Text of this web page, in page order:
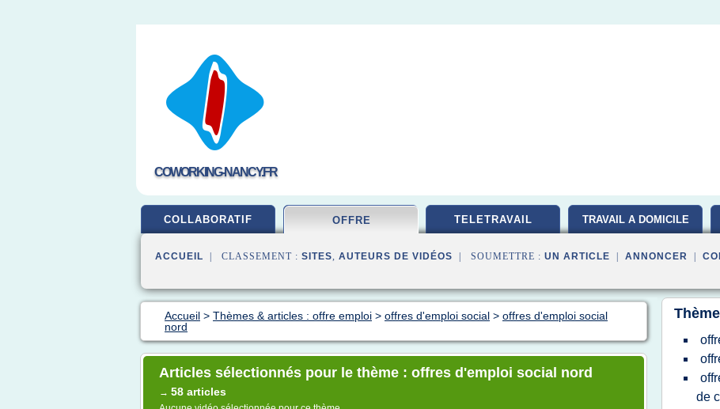
COWORKING-NANCY.FR
COLLABORATIF OFFRE TELETRAVAIL TRAVAIL A DOMICILE
ACCUEIL | CLASSEMENT : SITES, AUTEURS DE VIDÉOS | SOUMETTRE : UN ARTICLE ANNONCER
Accueil > Thèmes & articles : offre emploi > offres d'emploi social > offres d'emploi social
nord
Articles sélectionnés pour le thème : offres d'emploi social nord
→ 58 articles
de